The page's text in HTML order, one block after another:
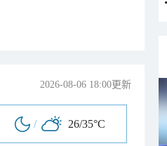
2026-08-06 18:00更新
/ 26/35°C